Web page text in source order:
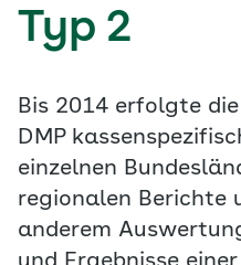
Typ 2
Bis 2014 erfolgte
DMP
einzelnen
regionalen Berichte
anderem